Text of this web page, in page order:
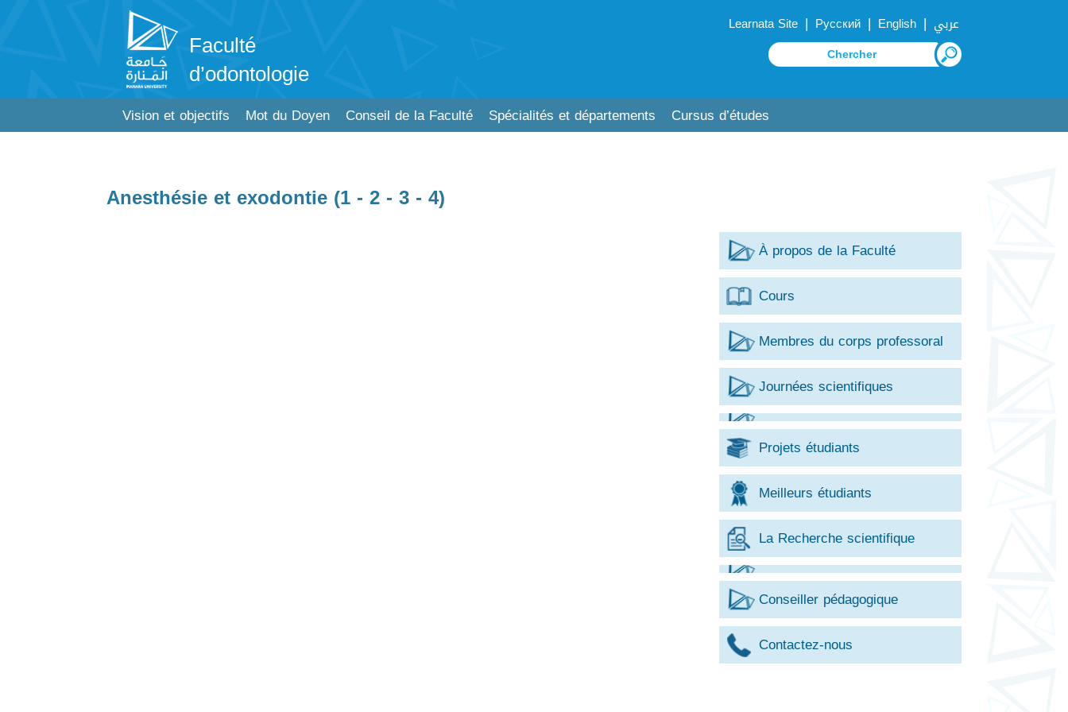
Faculté
d’odontologie
Learnata Site | Русский | English | عربي
Vision et objectifs Mot du Doyen Conseil de la Faculté Spécialités et départements Cursus d’études
Anesthésie et exodontie (1 - 2 - 3 - 4)
À propos de la Faculté
Cours
Membres du corps professoral
Journées scientifiques
Projets étudiants
Meilleurs étudiants
La Recherche scientifique
Conseiller pédagogique
Contactez-nous